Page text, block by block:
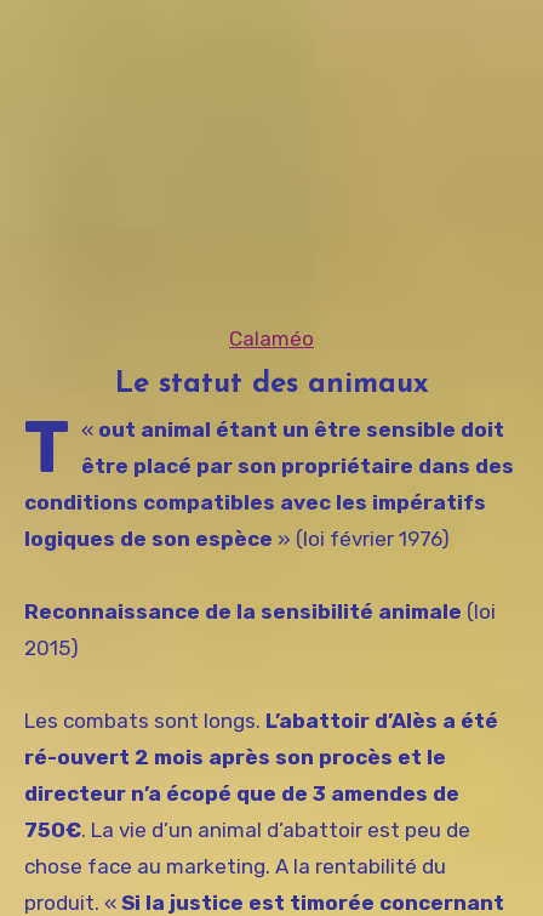
Calaméo
Le statut des animaux
«
T
out animal étant un être sensible doit
être placé par son propriétaire dans des
conditions compatibles avec les impératifs
logiques de son espèce » (loi février 1976)
Reconnaissance de la sensibilité animale (loi
2015)
Les combats sont longs. L’abattoir d’Alès a été
ré-ouvert 2 mois après son procès et le
directeur n’a écopé que de 3 amendes de
750€. La vie d’un animal d’abattoir est peu de
chose face au marketing. A la rentabilité du
produit. « Si la justice est timorée concernant